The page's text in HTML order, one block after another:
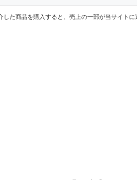
た商品を購入すると、売上の一部が当サイトに